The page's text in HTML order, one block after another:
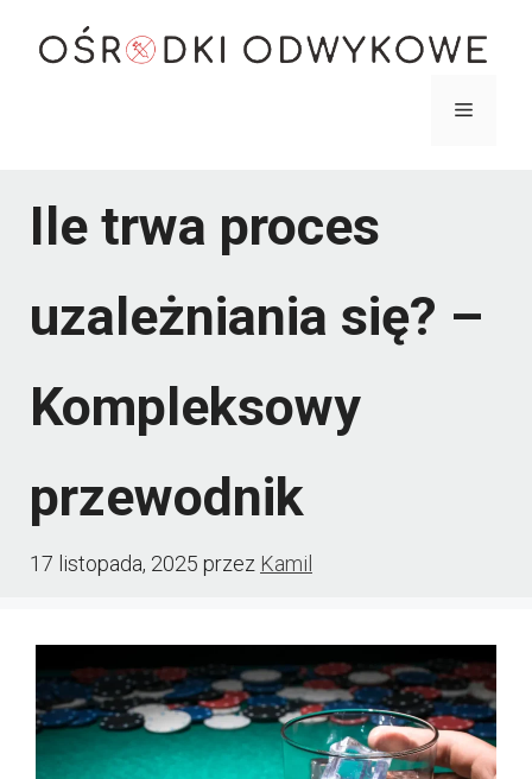
Menu
Ile trwa proces
uzależniania się? –
Kompleksowy
przewodnik
17 listopada, 2025 przez Kamil